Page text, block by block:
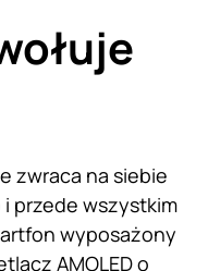
zwraca na siebie
przede wszystkim
wyposażony
AMOLED o